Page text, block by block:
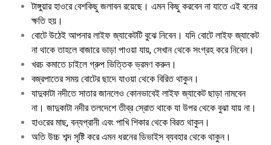
টাঙ্গুয়ার হাওরে বেশকিছু জলাবন রয়েছে। এমন কিছু করবেন না যাতে এই বনের
ক্ষতি হয়।
বোটে উঠেই আপনার লাইফ জ্যাকেটটি বুঝে নিবেন। যদি বোটে লাইফ জ্যাকেট
না থাকে তাহলে বাজারে ভাড়া পাওয়া যায়, সেখান থেকে সংগ্রহ করে নিবেন।
খরচ কমাতে চাইলে গ্রুপ ভিত্তিক ভ্রমণ করুন।
বজ্রপাতের সময় বোটের ছাদে যাওয়া থেকে বিরিত থাকুন।
যাদুকাটা নদীতে সাতার জানলেও কোনভাবেই লাইফ জ্যাকেট ছাড়া নামবেন
না। জাদুকাটা নদীর তলদেশে তীব্র স্রোত থাকে যা উপর থেকে বুঝা যায় না।
হাওরের মাছ, বন্যপ্রানী এবং পাখি শিকার থেকে বিরত থাকুন।
অতি উচ্চ শব্দ সৃষ্টি করে এমন ধরনের ডিভাইস ব্যবহার থেকে থাকুন।